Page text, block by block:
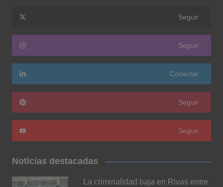
Seguir
Seguir
Conectar
Seguir
Seguir
Noticias destacadas
La criminalidad baja en Rivas entre